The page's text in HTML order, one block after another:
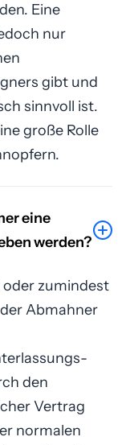
Eine
nur
gibt und
sinnvoll ist.
große Rolle
eine
werden?
oder zumindest
Abmahner
den
Vertrag
normalen